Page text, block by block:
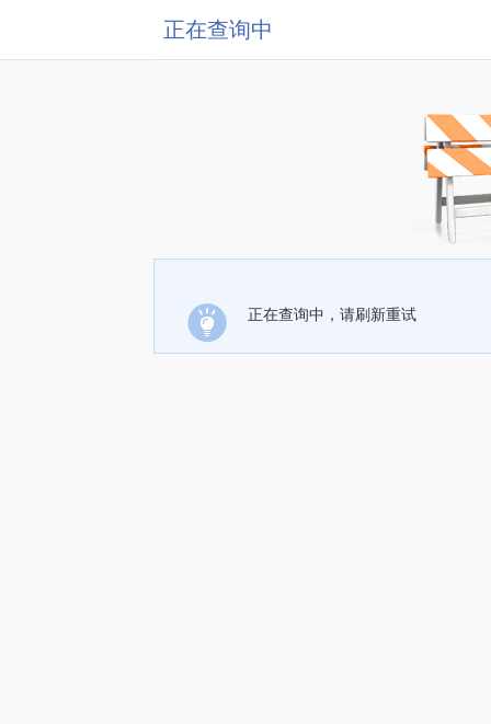
正在查询中
正在查询中，请刷新重试